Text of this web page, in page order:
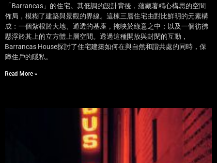
「Barrancas」的住宅。其低調的設計背後，蘊藏著精心構思的空間
佈局，模糊了建築與景觀的界線。這棟三層住宅由對比鮮明的元素構
成：一個紮根於大地、通透的基座，掩映於綠意之中；以及一個彷彿
懸浮於其上的立方體上層空間。透過這種開放與封閉的互動，
Barrancas House探討了住宅建築如何在與自然和諧共處的同時，保
障住戶的隱私。
Read More »